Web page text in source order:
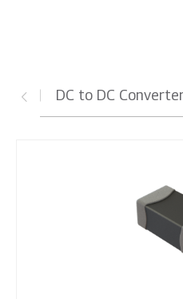
DC to DC